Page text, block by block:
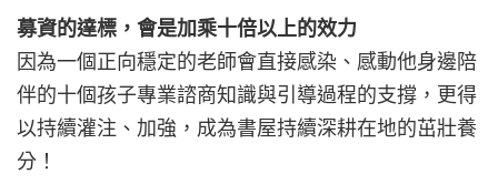
募資的達標，會是加乘十倍以上的效力
因為一個正向穩定的老師會直接感染、感動他身邊陪
伴的十個孩子專業諮商知識與引導過程的支撐，更得
以持續灌注、加強，成為書屋持續深耕在地的茁壯養
分！